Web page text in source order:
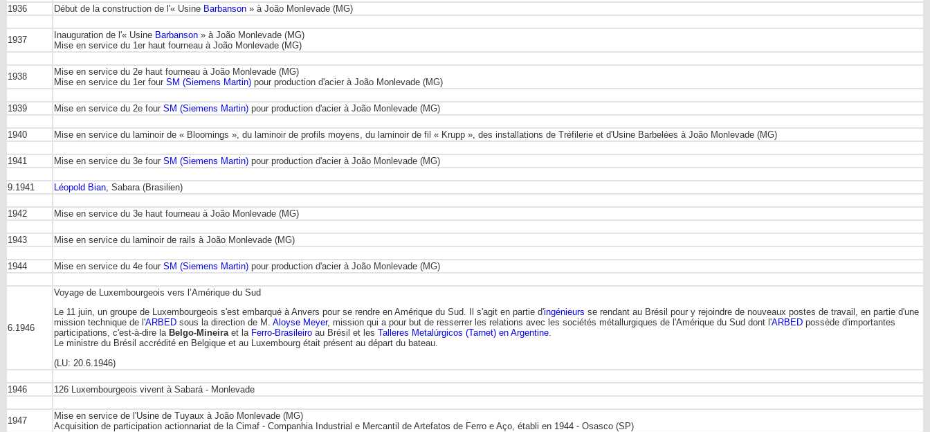
1936 Début de la construction de l'« Usine Barbanson » à João Monlevade (MG)
1937 Inauguration de l'« Usine Barbanson » à João Monlevade (MG)
Mise en service du 1er haut fourneau à João Monlevade (MG)
1938
Mise en service du 2e haut fourneau à João Monlevade (MG)
Mise en service du 1er four SM (Siemens Martin) pour production d'acier à João Monlevade (MG)
1939 Mise en service du 2e four SM (Siemens Martin) pour production d'acier à João Monlevade (MG)
1940 Mise en service du laminoir de « Bloomings », du laminoir de profils moyens, du laminoir de fil « Krupp », des installations de Tréfilerie et d'Usine Barbelées à João Monlevade (MG)
1941 Mise en service du 3e four SM (Siemens Martin) pour production d'acier à João Monlevade (MG)
9.1941 Léopold Bian, Sabara (Brasilien)
1942 Mise en service du 3e haut fourneau à João Monlevade (MG)
1943 Mise en service du laminoir de rails à João Monlevade (MG)
1944 Mise en service du 4e four SM (Siemens Martin) pour production d'acier à João Monlevade (MG)
6.1946
Voyage de Luxembourgeois vers l’Amérique du Sud
Le 11 juin, un groupe de Luxembourgeois s'est embarqué à Anvers pour se rendre en Amérique du Sud. Il s'agit en partie d'ingénieurs se rendant au Brésil pour y rejoindre de nouveaux postes de travail, en partie d'une
mission technique de l'ARBED sous la direction de M. Aloyse Meyer, mission qui a pour but de resserrer les relations avec les sociétés métallurgiques de l'Amérique du Sud dont l'ARBED possède d'importantes
participations, c'est-à-dire la Belgo-Mineiraet la Ferro-Brasileiro au Brésil et les Talleres Metalúrgicos (Tarnet) en Argentine.
Le ministre du Brésil accrédité en Belgique et au Luxembourg était présent au départ du bateau.
(LU: 20.6.1946)
1946 126 Luxembourgeois vivent à Sabará - Monlevade
1947
Mise en service de l'Usine de Tuyaux à João Monlevade (MG)
Acquisition de participation actionnariat de la Cimaf - Companhia Industrial e Mercantil de Artefatos de Ferro e Aço, établi en 1944 - Osasco (SP)